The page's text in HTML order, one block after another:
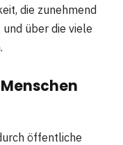
die zunehmend
über die viele
öffentliche